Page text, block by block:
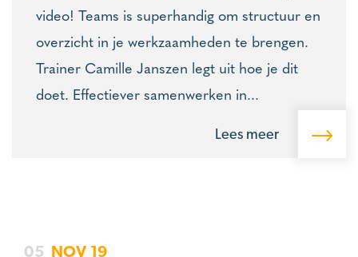
video! Teams is superhandig om structuur en
overzicht in je werkzaamheden te brengen.
Trainer Camille Janszen legt uit hoe je dit
doet. Effectiever samenwerken in...
Lees meer
05 NOV 19